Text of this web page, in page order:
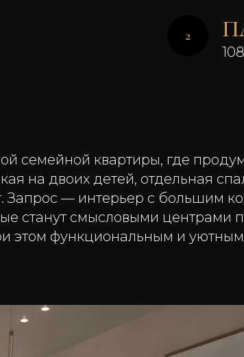
семейной квартиры, где
на двоих детей, отдельная
— интерьер с большим
станут смысловыми центрами
этом функциональным и